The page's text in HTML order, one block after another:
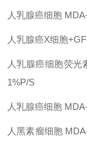
人乳腺癌细胞
人乳腺癌X细胞
人乳腺癌细胞荧光
1%P/S
人乳腺癌细胞
人黑素瘤细胞